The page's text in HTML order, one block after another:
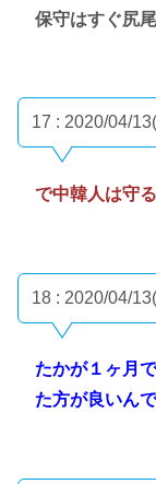
保守はすぐ尻
17 : 2020/04/
で中韓人は守
18 : 2020/04/
たかが１ヶ月
た方が良いん